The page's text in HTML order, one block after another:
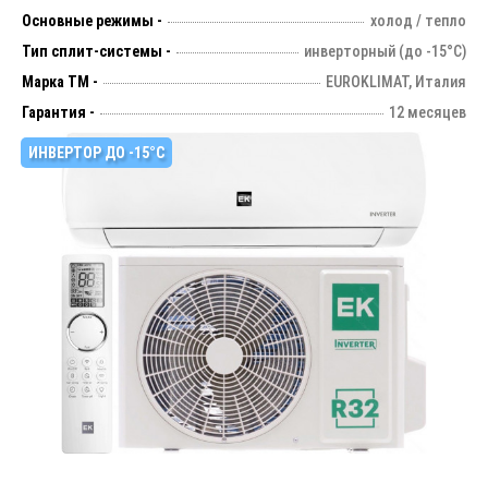
Основные режимы -
холод / тепло
Тип сплит-системы -
инверторный (до -15°С)
Марка ТМ -
EUROKLIMAT, Италия
Гарантия -
12 месяцев
ИНВЕРТОР ДО -15°С